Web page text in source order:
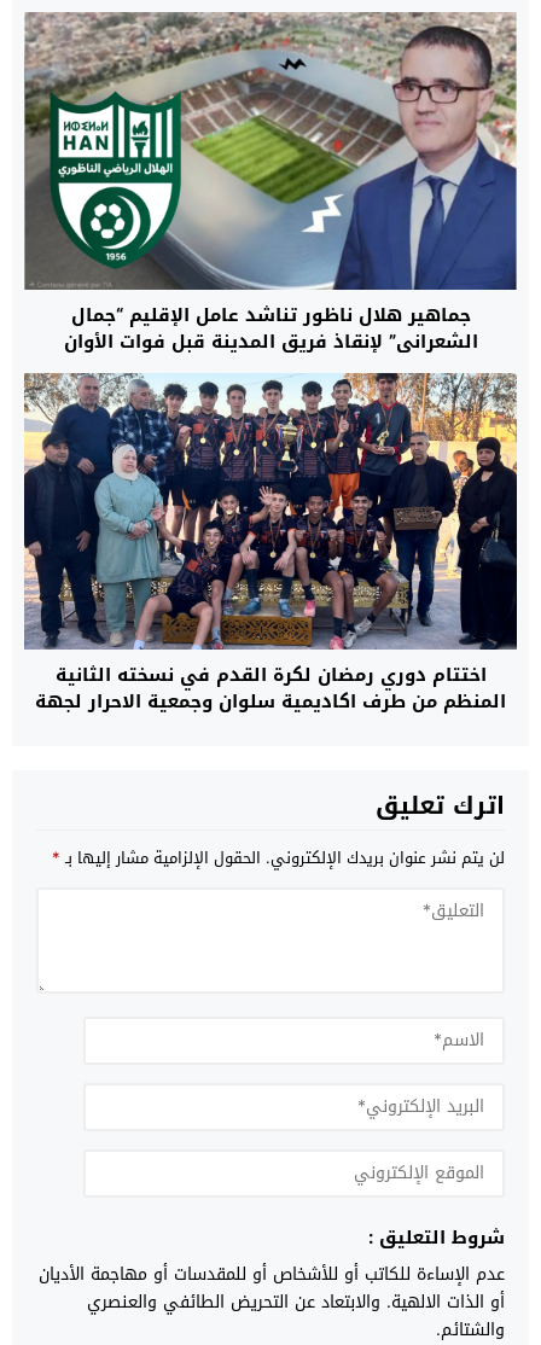
جماهير هلال ناظور تناشد عامل الإقليم “جمال
الشعراني” لإنقاذ فريق المدينة قبل فوات الأوان
اختتام دوري رمضان لكرة القدم في نسخته الثانية
المنظم من طرف اكاديمية سلوان وجمعية الاحرار لجهة
اترك تعليق
لن يتم نشر عنوان بريدك الإلكتروني. الحقول الإلزامية مشار إليها بـ*
شروط التعليق :
عدم الإساءة للكاتب أو للأشخاص أو للمقدسات أو مهاجمة الأديان
أو الذات الالهية. والابتعاد عن التحريض الطائفي والعنصري
والشتائم.